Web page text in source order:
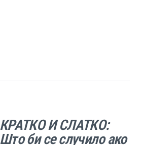
КРАТКО И СЛАТКО:
Што би се случило ако